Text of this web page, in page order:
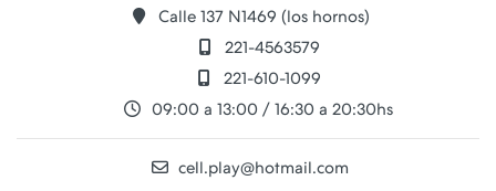
Calle 137 N1469 (los hornos)
221-4563579
221-610-1099
09:00 a 13:00 / 16:30 a 20:30hs
cell.play@hotmail.com